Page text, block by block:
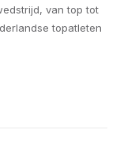
van top tot
topatleten